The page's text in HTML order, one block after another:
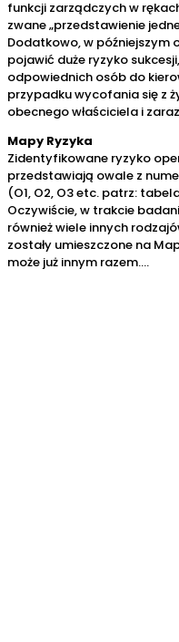
funkcji zarządczych w
zwane „przedstawienie
Dodatkowo, w późniejszym
pojawić duże ryzyko
odpowiednich osób do
przypadku wycofania się z
obecnego właściciela i
Mapy Ryzyka
Zidentyfikowane ryzyko
przedstawiają owale z
(O1, O2, O3 etc. patrz:
Oczywiście, w trakcie
również wiele innych
zostały umieszczone na
może już innym razem….